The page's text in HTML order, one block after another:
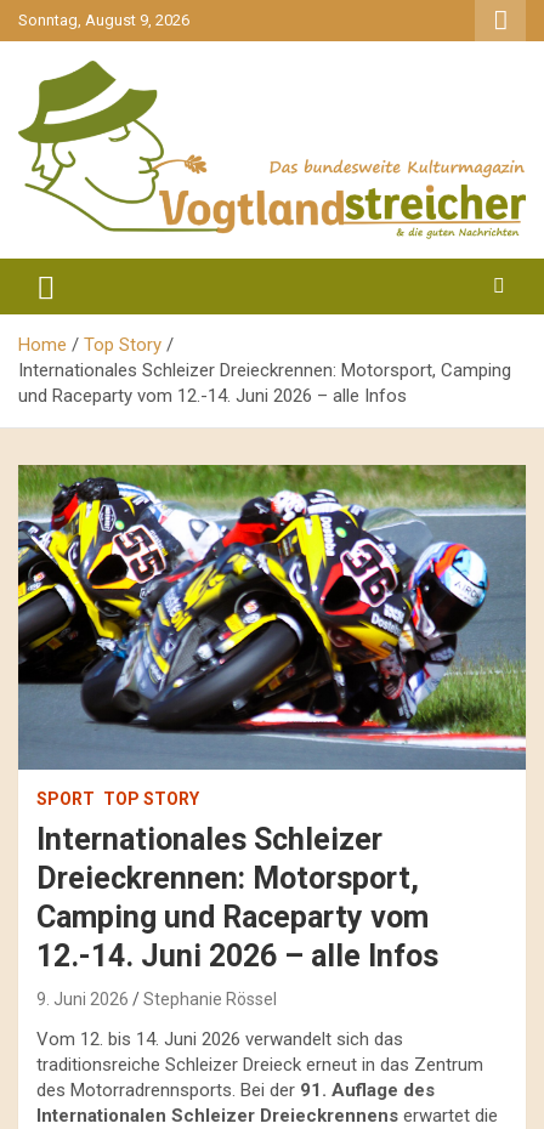
gehe
zum
Sonntag, August 9, 2026
Vogtlandstreicher
Home
Top Story
Internationales Schleizer Dreieckrennen: Motorsport, Camping
und Raceparty vom 12.-14. Juni 2026 – alle Infos
SPORT TOP STORY
Internationales Schleizer
Dreieckrennen: Motorsport,
Camping und Raceparty vom
12.-14. Juni 2026 – alle Infos
9. Juni 2026 Stephanie Rössel
Vom 12. bis 14. Juni 2026 verwandelt sich das
traditionsreiche Schleizer Dreieck erneut in das Zentrum
des Motorradrennsports. Bei der 91. Auflage des
Internationalen Schleizer Dreieckrennens erwartet die